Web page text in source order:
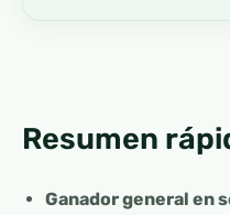
Resumen
Ganador general en